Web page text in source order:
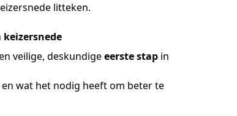
litteken.
veilige, deskundigeeerste stap in
wat het nodig heeft om beter te